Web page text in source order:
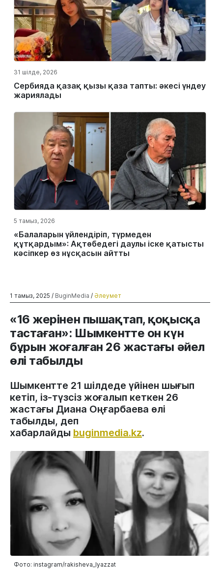
31 шілде, 2026
Сербияда қазақ қызы қаза тапты: әкесі үндеу
жариялады
5 тамыз, 2026
«Балаларын үйлендіріп, түрмеден
құтқардым»: Ақтөбедегі даулы іске қатысты
кәсіпкер өз нұсқасын айтты
1 тамыз, 2025 / BuginMedia / Әлеумет
«16 жерінен пышақтап, қоқысқа
тастаған»: Шымкентте он күн
бұрын жоғалған 26 жастағы әйел
өлі табылды
Шымкентте 21 шілдеде үйінен шығып
кетіп, із-түзсіз жоғалып кеткен 26
жастағы Диана Оңғарбаева өлі
табылды, деп
хабарлайды buginmedia.kz.
Фото: instagram/rakisheva_lyazzat